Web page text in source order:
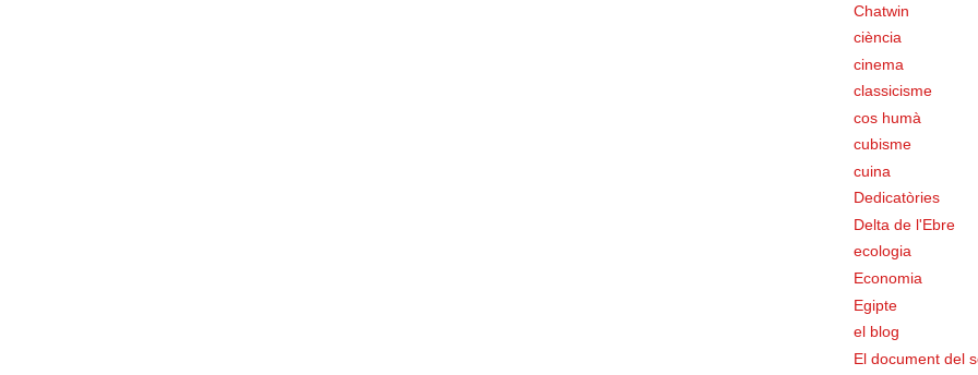
Chatwin
ciència
cinema
classicisme
cos humà
cubisme
cuina
Dedicatòries
Delta de l'Ebre
ecologia
Economia
Egipte
el blog
El document del